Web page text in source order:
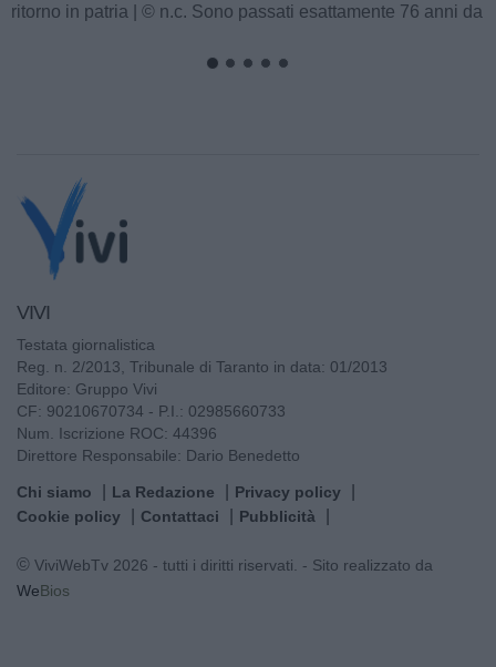
ritorno in patria | © n.c. Sono passati esattamente 76 anni da
VIVI
Testata giornalistica
Reg. n. 2/2013, Tribunale di Taranto in data: 01/2013
Editore: Gruppo Vivi
CF: 90210670734 - P.I.: 02985660733
Num. Iscrizione ROC: 44396
Direttore Responsabile: Dario Benedetto
Chi siamo La Redazione
Privacy policy
Cookie policy
Contattaci Pubblicità
© ViviWebTv 2026 - tutti i diritti riservati. - Sito realizzato da
WeBios